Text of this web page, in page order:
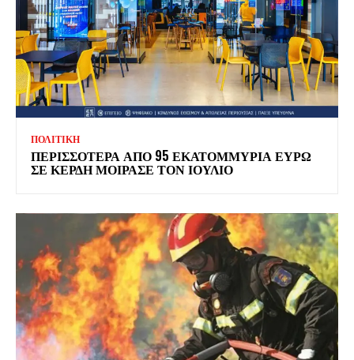
ΠΟΛΙΤΙΚΗ
ΠΕΡΙΣΣΟΤΕΡΑ ΑΠΟ 95 ΕΚΑΤΟΜΜΥΡΙΑ ΕΥΡΩ
ΣΕ ΚΕΡΔΗ ΜΟΙΡΑΣΕ ΤΟΝ ΙΟΥΛΙΟ